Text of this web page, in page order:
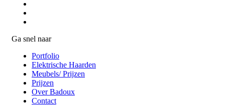
Ga snel naar
Portfolio
Elektrische Haarden
Meubels/ Prijzen
Prijzen
Over Badoux
Contact